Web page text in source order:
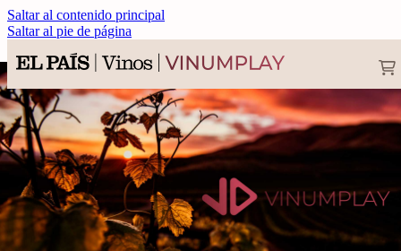
Saltar al contenido principal
Saltar al pie de página